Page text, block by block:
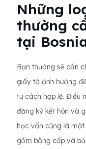
Những
thường
tại
Bạn thường sẽ cần
giấy tờ ảnh hưởng
tư cách hợp lệ. Điều
đăng ký kết hôn và
học vấn cũng là
gồm bằng cấp và